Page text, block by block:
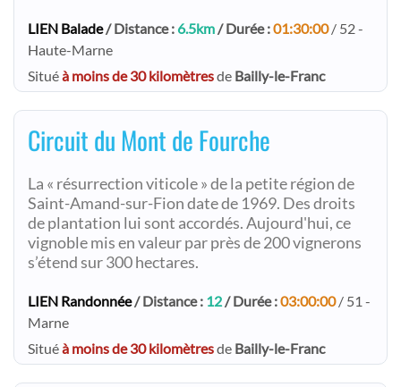
LIEN Balade/ Distance : 6.5km/ Durée :01:30:00/ 52 -
Haute-Marne
Situéà moins de 30 kilomètresde Bailly-le-Franc
Circuit du Mont de Fourche
La « résurrection viticole » de la petite région de
Saint-Amand-sur-Fion date de 1969. Des droits
de plantation lui sont accordés. Aujourd'hui, ce
vignoble mis en valeur par près de 200 vignerons
s’étend sur 300 hectares.
LIEN Randonnée/ Distance : 12/ Durée :03:00:00/ 51 -
Marne
Situéà moins de 30 kilomètresde Bailly-le-Franc